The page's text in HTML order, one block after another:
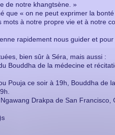
de notre khangtsène. »
que « on ne peut exprimer la
mots à notre propre vie et à notre
rapidement nous guider et
bien sûr à Séra, mais aussi :
Bouddha de la médecine et
Pouja ce soir à 19h, Bouddha de
Drakpa de San Francisco,